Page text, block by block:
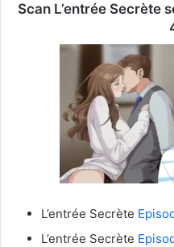
Scan L’entrée Secrète
L’entrée Secrète
L’entrée Secrète